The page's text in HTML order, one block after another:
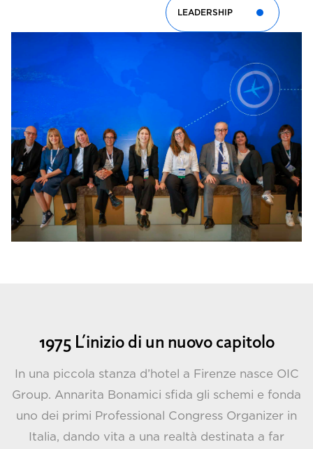
LEADERSHIP
1975 L’inizio di un nuovo capitolo
In una piccola stanza d’hotel a Firenze nasce OIC
Group. Annarita Bonamici sfida gli schemi e fonda
uno dei primi Professional Congress Organizer in
Italia, dando vita a una realtà destinata a far